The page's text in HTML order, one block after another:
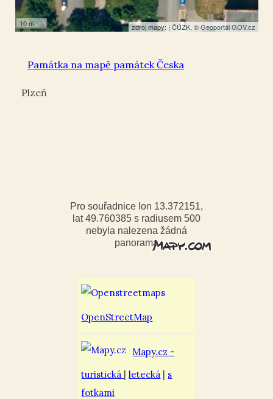
10 m zdroj mapy: | ČÚZK, ©Geoportál GOV.cz
Památka na mapě památek Česka
Plzeň
Pro souřadnice lon 13.372151,
lat 49.760385 s radiusem 500
nebyla nalezena žádná
panorama
OpenStreetMap
Mapy.cz -
turistická |letecká | s
fotkami